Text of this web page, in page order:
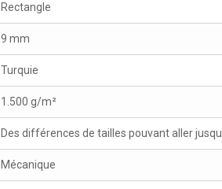
Rectangle
9 mm
Turquie
1.500 g/m²
Des différences de tailles pouvant aller
Mécanique